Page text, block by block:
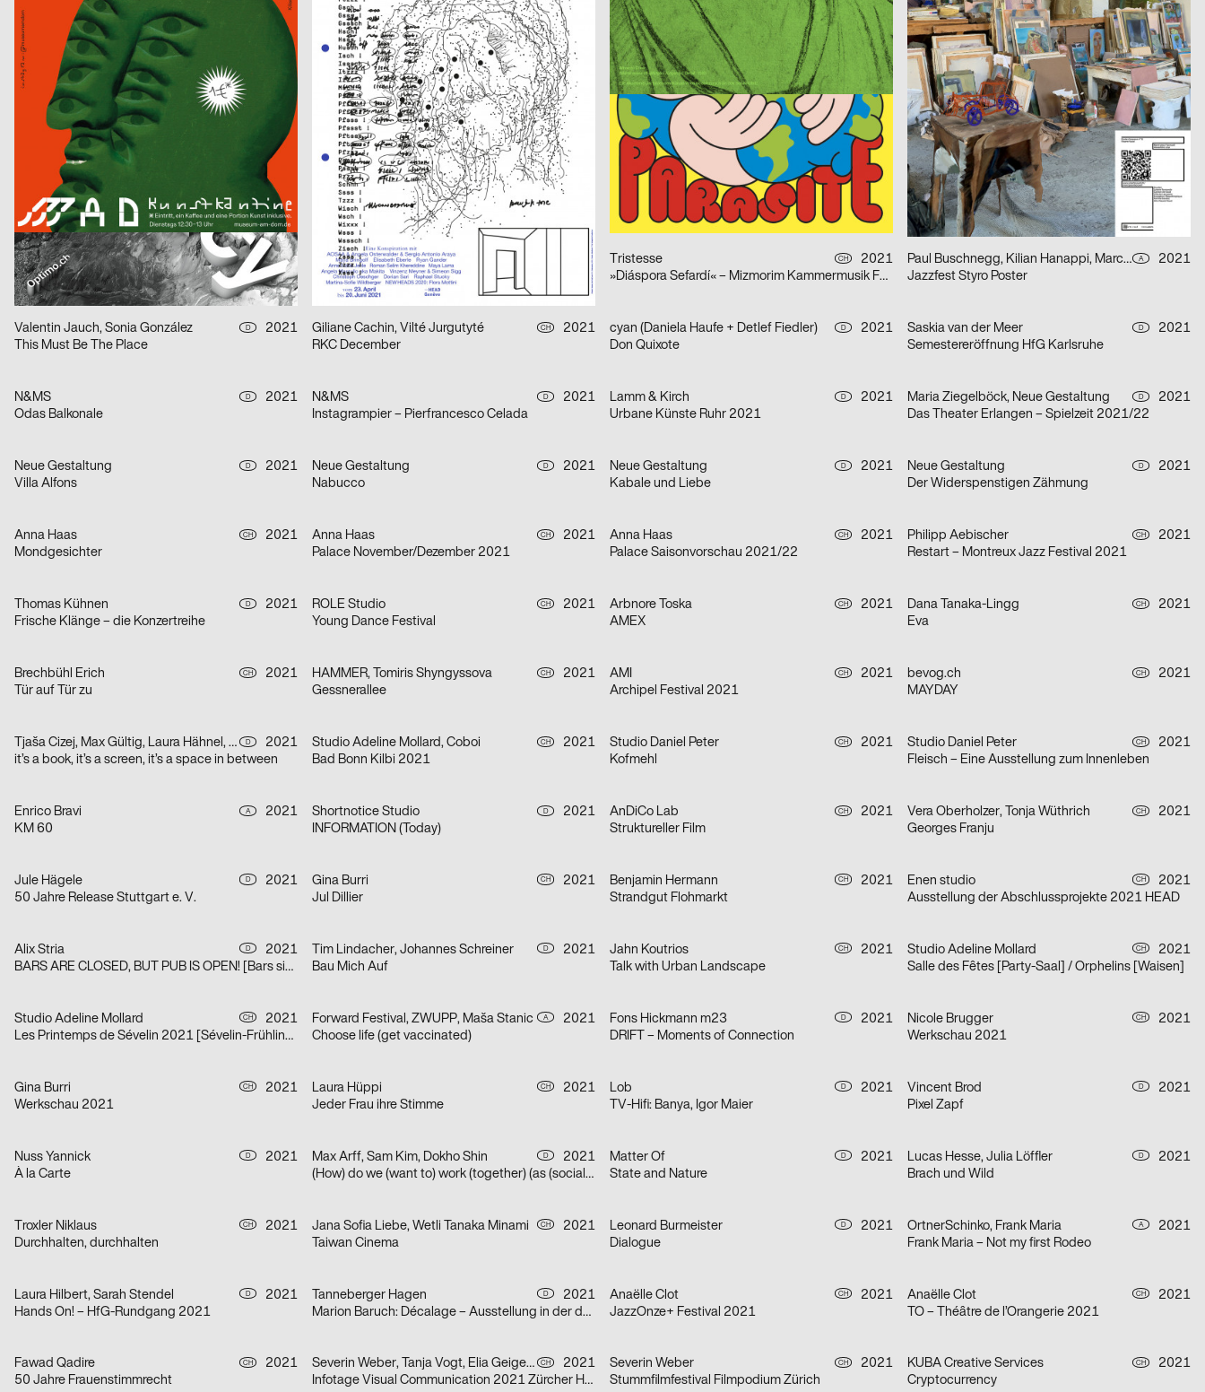
Claudiabasel Grafik & Interaktion
2021
S AM Accsess for all
Claudiabasel Grafik & Interaktion CH
2021
Die Nase
Balmer Hählen CH
2021
Foreign Agent – Live Bold
Balmer Hählen
2021
Fabienne Levy – Romane De Watteville
Phila Büdding, Jana Rzehak
2021
Jazzkabinett
figures CH
2021
Kunsthalle Fribourg 30/40 ans Jubilé
Atelier Bundi AG CH
2021
Edgar
Herendi Artemisio CH
2021
Formafantasma: Cambio – Baum, Holz, Mensch
Neo Neo
2021
Jours Bleus [Blaue Tage]
Neo Neo CH
2021
Jonathan Blaschke, Bruno Jacoby D
2021
Kohlswat Season 2
Mini-Zine-Library D
2021
With me im Widmer II
Tristesse, Stählin Alena
2021
Kunsttage Basel 2021
Tristesse CH
2021
»Diáspora Sefardí« – Mizmorim Kammermusik Festival
Paul Buschnegg, Kilian Hanappi, Marcus Wagner A
2021
Jazzfest Styro Poster
Valentin Jauch, Sonia González D
2021
This Must Be The Place
Giliane Cachin, Vilté Jurgutyté CH
2021
RKC December
cyan (Daniela Haufe + Detlef Fiedler) D
2021
Don Quixote
Saskia van der Meer D
2021
Semestereröffnung HfG Karlsruhe
N&MS D
2021
Odas Balkonale
N&MS D
2021
Instagrampier – Pierfrancesco Celada
Lamm & Kirch D
2021
Urbane Künste Ruhr 2021
Maria Ziegelböck, Neue Gestaltung D
2021
Das Theater Erlangen – Spielzeit 2021/22
Neue Gestaltung D
2021
Villa Alfons
Neue Gestaltung D
2021
Nabucco
Neue Gestaltung D
2021
Kabale und Liebe
Neue Gestaltung D
2021
Der Widerspenstigen Zähmung
Anna Haas CH
2021
Mondgesichter
Anna Haas CH
2021
Palace November/Dezember 2021
Anna Haas CH
2021
Palace Saisonvorschau 2021/22
Philipp Aebischer CH
2021
Restart – Montreux Jazz Festival 2021
Thomas Kühnen D
2021
Frische Klänge – die Konzertreihe
ROLE Studio CH
2021
Young Dance Festival
Arbnore Toska CH
2021
AMEX
Dana Tanaka-Lingg CH
2021
Eva
Brechbühl Erich CH
2021
Tür auf Tür zu
HAMMER, Tomiris Shyngyssova CH
2021
Gessnerallee
AMI CH
2021
Archipel Festival 2021
bevog.ch CH
2021
MAYDAY
Tjaša Cizej, Max Gültig, Laura Hähnel, Basil Haug D
2021
it’s a book, it’s a screen, it’s a space in between
Studio Adeline Mollard, Coboi CH
2021
Bad Bonn Kilbi 2021
Studio Daniel Peter CH
2021
Kofmehl
Studio Daniel Peter CH
2021
Fleisch – Eine Ausstellung zum Innenleben
Enrico Bravi A
2021
KM 60
Shortnotice Studio D
2021
INFORMATION (Today)
AnDiCo Lab CH
2021
Struktureller Film
Vera Oberholzer, Tonja Wüthrich CH
2021
Georges Franju
Jule Hägele D
2021
50 Jahre Release Stuttgart e. V.
Gina Burri CH
2021
Jul Dillier
Benjamin Hermann CH
2021
Strandgut Flohmarkt
Enen studio CH
2021
Ausstellung der Abschlussprojekte 2021 HEAD
Alix Stria D
2021
BARS ARE CLOSED, BUT PUB IS OPEN! [Bars sind geschlossen, doch PUB ist geöfffnet!]
Tim Lindacher, Johannes Schreiner D
2021
Bau Mich Auf
Jahn Koutrios CH
2021
Talk with Urban Landscape
Studio Adeline Mollard CH
2021
Salle des Fêtes [Party-Saal] / Orphelins [Waisen]
Studio Adeline Mollard CH
2021
Les Printemps de Sévelin 2021 [Sévelin-Frühling 2021]
Forward Festival, ZWUPP, Maša Stanic A
2021
Choose life (get vaccinated)
Fons Hickmann m23 D
2021
DRIFT – Moments of Connection
Nicole Brugger CH
2021
Werkschau 2021
Gina Burri CH
2021
Werkschau 2021
Laura Hüppi CH
2021
Jeder Frau ihre Stimme
Lob D
2021
TV-Hifi: Banya, Igor Maier
Vincent Brod D
2021
Pixel Zapf
Nuss Yannick D
2021
À la Carte
Max Arff, Sam Kim, Dokho Shin D
2021
(How) do we (want to) work (together) (as (socially engaged) designers (students and neighbors)) (in neoliberal times)?
Matter Of D
2021
State and Nature
Lucas Hesse, Julia Löffler D
2021
Brach und Wild
Troxler Niklaus CH
2021
Durchhalten, durchhalten
Jana Sofia Liebe, Wetli Tanaka Minami CH
2021
Taiwan Cinema
Leonard Burmeister D
2021
Dialogue
OrtnerSchinko, Frank Maria A
2021
Frank Maria – Not my first Rodeo
Laura Hilbert, Sarah Stendel D
2021
Hands On! – HfG-Rundgang 2021
Tanneberger Hagen D
2021
Marion Baruch: Décalage – Ausstellung in der der HGB Galerie
Anaëlle Clot CH
2021
JazzOnze+ Festival 2021
Anaëlle Clot CH
2021
TO – Théâtre de l’Orangerie 2021
Fawad Qadire CH
2021
50 Jahre Frauenstimmrecht
Severin Weber, Tanja Vogt, Elia Geiger, Ladina Döring, Nicola Canziani CH
2021
Infotage Visual Communication 2021 Zürcher Hochschule der Künste
Severin Weber CH
2021
Stummfilmfestival Filmpodium Zürich
KUBA Creative Services CH
2021
Cryptocurrency